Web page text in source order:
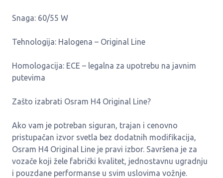
Snaga: 60/55 W
Tehnologija: Halogena – Original Line
Homologacija: ECE – legalna za upotrebu na javnim
putevima
Zašto izabrati Osram H4 Original Line?
Ako vam je potreban siguran, trajan i cenovno
pristupačan izvor svetla bez dodatnih modifikacija,
Osram H4 Original Line je pravi izbor. Savršena je za
vozače koji žele fabrički kvalitet, jednostavnu ugradnju
i pouzdane performanse u svim uslovima vožnje.